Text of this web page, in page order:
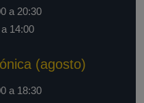
a 20:30
14:00
(agosto)
a 18:30